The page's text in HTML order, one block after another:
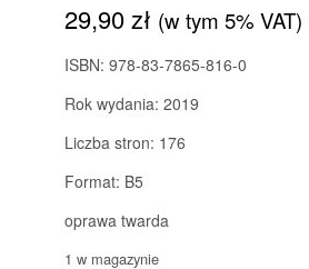
29,90zł (w tym 5% VAT)
ISBN: 978-83-7865-816-0
Rok wydania: 2019
Liczba stron: 176
Format: B5
oprawa twarda
1 w magazynie